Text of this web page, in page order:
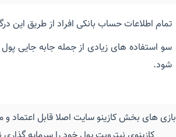
تمام اطلاعات حساب بانکی افراد از طریق این
سو استفاده های زیادی از جمله جابه جایی پول
شود.
بازی های بخش کازینو سایت اصلا قابل اعتماد